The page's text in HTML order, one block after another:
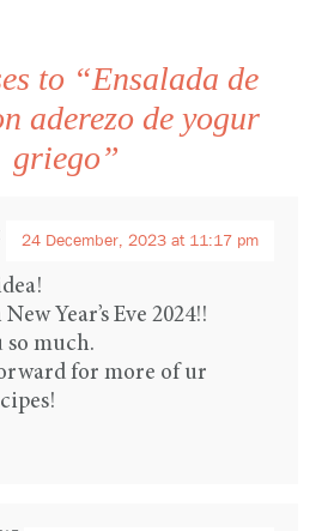
to “Ensalada de
aderezo de yogur
griego”
24 December, 2023 at 11:17 pm
Year’s Eve 2024!!
so much.
for more of ur